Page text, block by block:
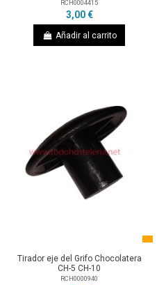
RCH0004415
3,00 €
Añadir al carrito
Tirador eje del Grifo Chocolatera
CH-5 CH-10
RCH0000940